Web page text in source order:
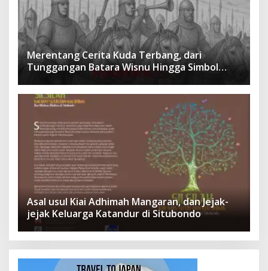
Merentang Cerita Kuda Terbang, dari
Tunggangan Batara Wisnu Hingga Simbol
Asal usul Kiai Adhimah Mangaran, dan Jejak-
jejak Keluarga Katandur di Situbondo